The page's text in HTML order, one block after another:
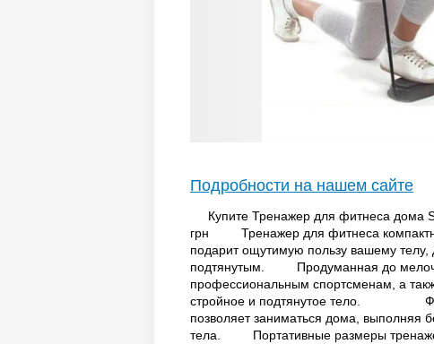
Подробности на нашем сайте
Купите Тренажер для фитнеса дома
грн Тренажер для фитнеса
подарит ощутимую пользу вашему телу,
подтянутым. Продуманная до
профессиональным спортсменам, а
стройное и подтянутое тело.
позволяет заниматься дома, выполняя
тела. Портативные размеры